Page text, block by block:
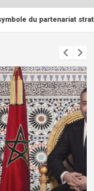
d’exception entre